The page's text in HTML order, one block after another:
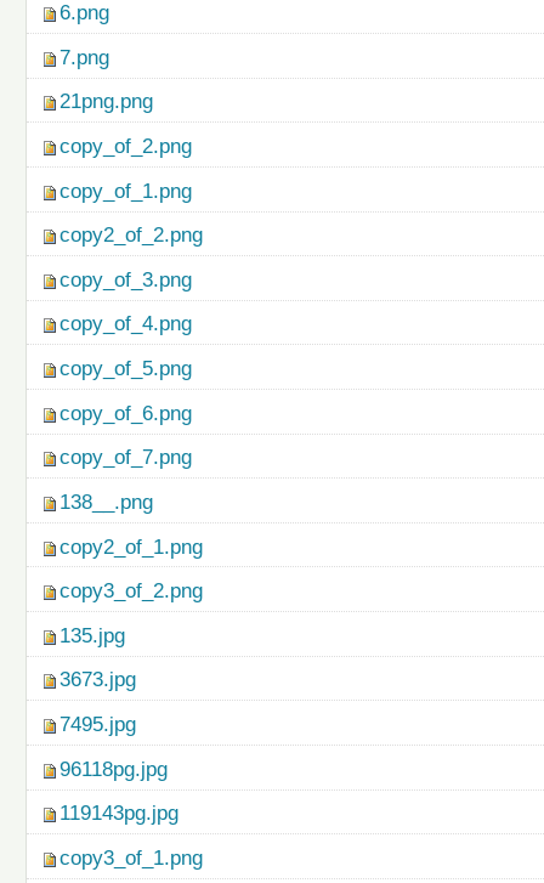
6.png
7.png
21png.png
copy_of_2.png
copy_of_1.png
copy2_of_2.png
copy_of_3.png
copy_of_4.png
copy_of_5.png
copy_of_6.png
copy_of_7.png
138__.png
copy2_of_1.png
copy3_of_2.png
135.jpg
3673.jpg
7495.jpg
96118pg.jpg
119143pg.jpg
copy3_of_1.png